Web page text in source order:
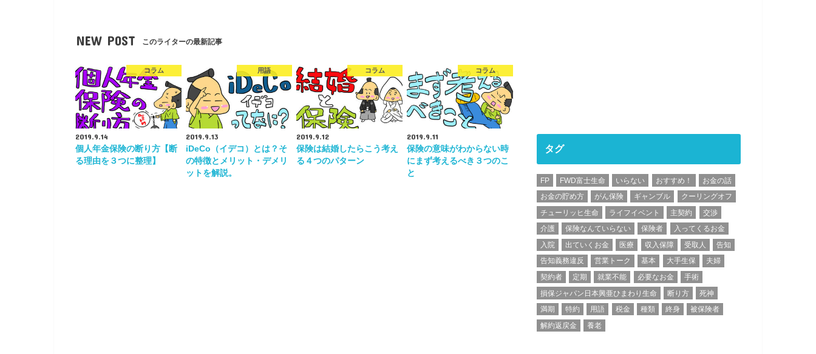
NEW POST このライターの最新記事
コラム
2019.9.14
個人年金保険の断り方【断
る理由を３つに整理】
用語
2019.9.13
iDeCo（イデコ）とは？そ
の特徴とメリット・デメリ
ットを解説。
コラム
2019.9.12
保険は結婚したらこう考え
る４つのパターン
コラム
2019.9.11
保険の意味がわからない時
にまず考えるべき３つのこ
と
タグ
FP FWD富士生命 いらない おすすめ！
お金の話
お金の貯め方
がん保険 ギャンブル
クーリングオフ
チューリッヒ生命
ライフイベント 主契約
交渉
介護
保険なんていらない 保険者
入ってくるお金
入院
出ていくお金 医療 収入保障 受取人
告知
告知義務違反
営業トーク 基本 大手生保
夫婦
契約者
定期 就業不能 必要なお金
手術
損保ジャパン日本興亜ひまわり生命
断り方
死神
満期
特約 用語 税金 種類 終身
被保険者
解約返戻金
養老